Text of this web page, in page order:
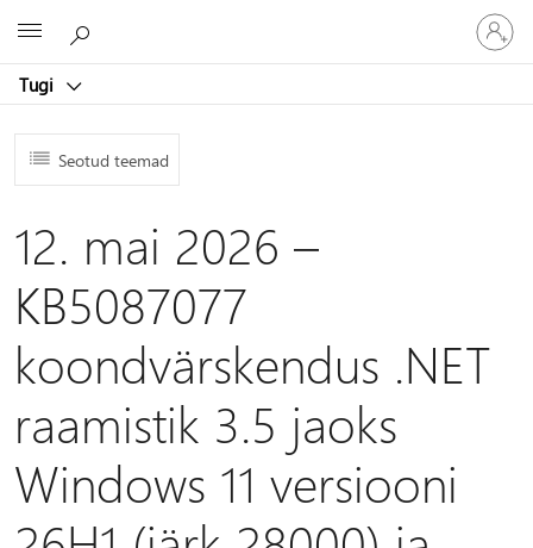
Tugi
Logige
sisse
oma
Seotud teemad
12. mai 2026 –
KB5087077
koondvärskendus .NET
raamistik 3.5 jaoks
Windows 11 versiooni